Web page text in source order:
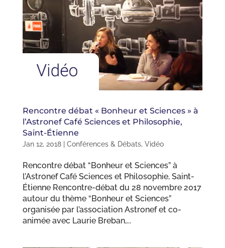
Rencontre débat « Bonheur et Sciences » à
l’Astronef Café Sciences et Philosophie,
Saint-Étienne
Jan 12, 2018| Conférences & Débats, Vidéo
Rencontre débat “Bonheur et Sciences” à
l’Astronef Café Sciences et Philosophie, Saint-
Étienne Rencontre-débat du 28 novembre 2017
autour du thème “Bonheur et Sciences”
organisée par l’association Astronef et co-
animée avec Laurie Breban,...